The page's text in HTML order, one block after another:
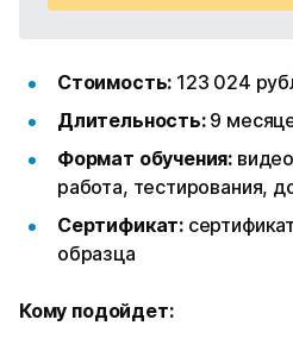
Стоимость: 123 024
Длительность: 9
Формат обучения:
работа, тестирования,
Сертификат:
образца
Кому подойдет: